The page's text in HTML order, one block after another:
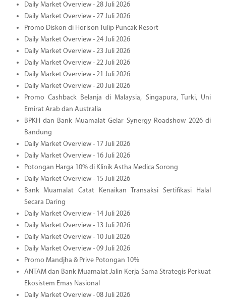
Daily Market Overview - 28 Juli 2026
Daily Market Overview - 27 Juli 2026
Promo Diskon di Horison Tulip Puncak Resort
Daily Market Overview - 24 Juli 2026
Daily Market Overview - 23 Juli 2026
Daily Market Overview - 22 Juli 2026
Daily Market Overview - 21 Juli 2026
Daily Market Overview - 20 Juli 2026
Promo Cashback Belanja di Malaysia, Singapura, Turki, Uni
Emirat Arab dan Australia
BPKH dan Bank Muamalat Gelar Synergy Roadshow 2026 di
Bandung
Daily Market Overview - 17 Juli 2026
Daily Market Overview - 16 Juli 2026
Potongan Harga 10% di Klinik Astha Medica Sorong
Daily Market Overview - 15 Juli 2026
Bank Muamalat Catat Kenaikan Transaksi Sertifikasi Halal
Secara Daring
Daily Market Overview - 14 Juli 2026
Daily Market Overview - 13 Juli 2026
Daily Market Overview - 10 Juli 2026
Daily Market Overview - 09 Juli 2026
Promo Mandjha & Prive Potongan 10%
ANTAM dan Bank Muamalat Jalin Kerja Sama Strategis Perkuat
Ekosistem Emas Nasional
Daily Market Overview - 08 Juli 2026